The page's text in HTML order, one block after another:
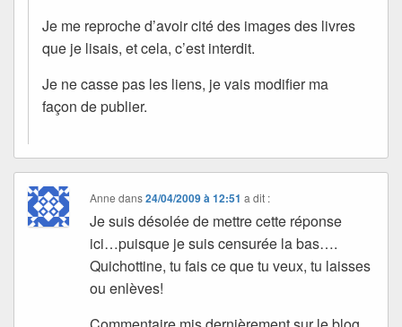
Je me reproche d’avoir cité des images des livres
que je lisais, et cela, c’est interdit.
Je ne casse pas les liens, je vais modifier ma
façon de publier.
Anne dans24/04/2009 à 12:51 a dit :
Je suis désolée de mettre cette réponse
ici…puisque je suis censurée la bas….
Quichottine, tu fais ce que tu veux, tu laisses
ou enlèves!